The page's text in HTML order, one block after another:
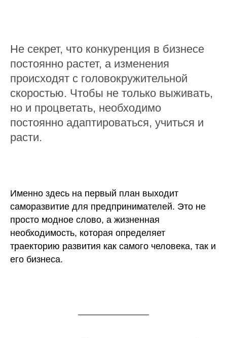
Не секрет, что конкуренция в бизнесе
постоянно растет, а изменения
происходят с головокружительной
скоростью. Чтобы не только выживать,
но и процветать, необходимо
постоянно адаптироваться, учиться и
расти.
Именно здесь на первый план выходит
саморазвитие для предпринимателей. Это не
просто модное слово, а жизненная
необходимость, которая определяет
траекторию развития как самого человека, так и
его бизнеса.